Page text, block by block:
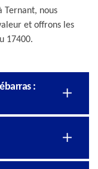
Ternant, nous
et offrons les
17400.
: